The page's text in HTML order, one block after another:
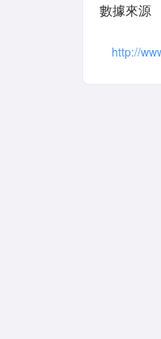
數據來源
http://